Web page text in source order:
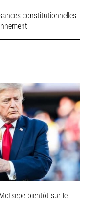
constitutionnelles
bientôt sur le